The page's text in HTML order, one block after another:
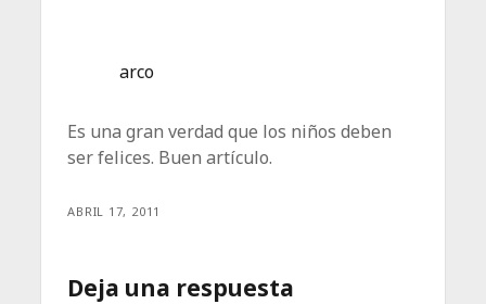
arco
Es una gran verdad que los niños deben
ser felices. Buen artículo.
ABRIL 17, 2011
Deja una respuesta